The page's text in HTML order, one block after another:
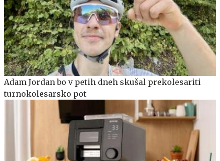
Adam Jordan bo v petih dneh skušal prekolesariti
turnokolesarsko pot